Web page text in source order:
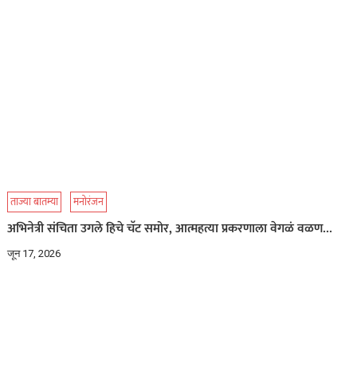
ताज्या बातम्या मनोरंजन
अभिनेत्री संचिता उगले हिचे चॅट समोर, आत्महत्या प्रकरणाला वेगळं वळण…
जून 17, 2026